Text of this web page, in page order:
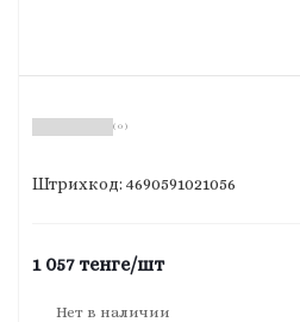
( 0 )
Штрихкод: 4690591021056
1 057тенге/шт
Нет в наличии